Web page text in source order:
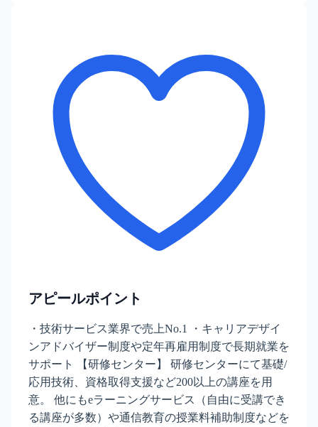
アピールポイント
・技術サービス業界で売上No.1 ・キャリアデザイ
ンアドバイザー制度や定年再雇用制度で長期就業を
サポート 【研修センター】 研修センターにて基礎/
応用技術、資格取得支援など200以上の講座を用
意。 他にもeラーニングサービス（自由に受講でき
る講座が多数）や通信教育の授業料補助制度などを